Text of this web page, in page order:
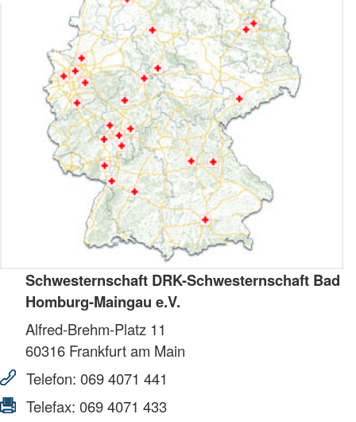
Schwesternschaft DRK-Schwesternschaft Bad
Homburg-Maingau e.V.
Alfred-Brehm-Platz 11
60316 Frankfurt am Main
Telefon: 069 4071 441
Telefax: 069 4071 433